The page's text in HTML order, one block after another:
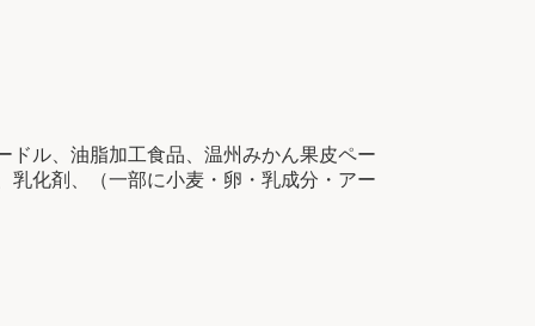
ドル、油脂加工食品、温州みかん果皮ペー
乳化剤、（一部に小麦・卵・乳成分・アー